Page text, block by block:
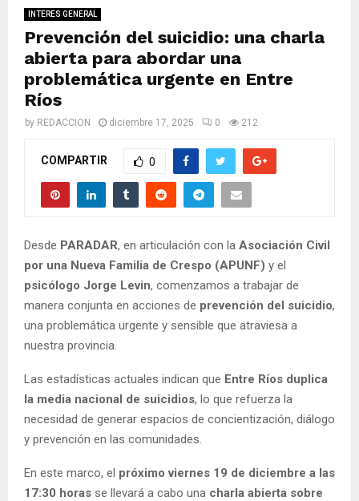
N
U
INTERES GENERAL
Prevención del suicidio: una charla
abierta para abordar una
problemática urgente en Entre
Ríos
by REDACCION diciembre 17, 2025 0 212
COMPARTIR 0
Desde PARADAR, en articulación con la Asociación Civil
por una Nueva Familia de Crespo (APUNF) y el
psicólogo Jorge Levin, comenzamos a trabajar de
manera conjunta en acciones de prevención del suicidio,
una problemática urgente y sensible que atraviesa a
nuestra provincia.
Las estadísticas actuales indican que Entre Ríos duplica
la media nacional de suicidios, lo que refuerza la
necesidad de generar espacios de concientización, diálogo
y prevención en las comunidades.
En este marco, el próximo viernes 19 de diciembre a las
17:30 horas se llevará a cabo una charla abierta sobre